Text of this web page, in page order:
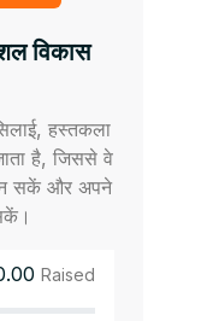
विकास
हस्तकला
है, जिससे वे
बन सकें और अपने
Raised